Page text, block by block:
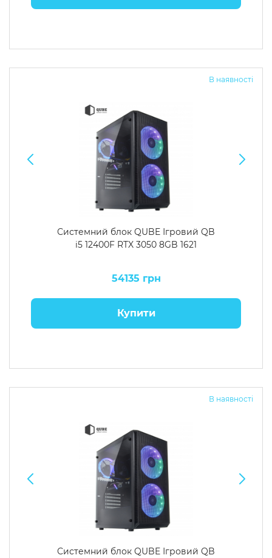
В наявності
Системний блок QUBE Ігровий QB
i5 12400F RTX 3050 8GB 1621
54135 грн
Купити
В наявності
Системний блок QUBE Ігровий QB